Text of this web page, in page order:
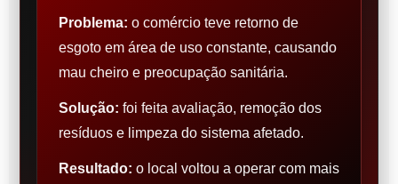
Problema: o comércio teve retorno de
esgoto em área de uso constante, causando
mau cheiro e preocupação sanitária.
Solução: foi feita avaliação, remoção dos
resíduos e limpeza do sistema afetado.
Resultado: o local voltou a operar com mais